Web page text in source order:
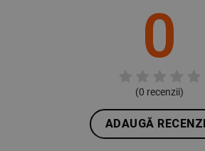
0
(0 recenzii)
ADAUGĂ